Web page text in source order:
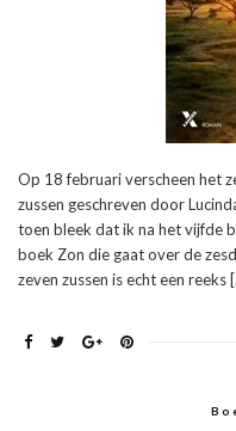
Op 18 februari verscheen het
zussen geschreven door
toen bleek dat ik na het vijfde
boek Zon die gaat over de
zeven zussen is echt een reeks